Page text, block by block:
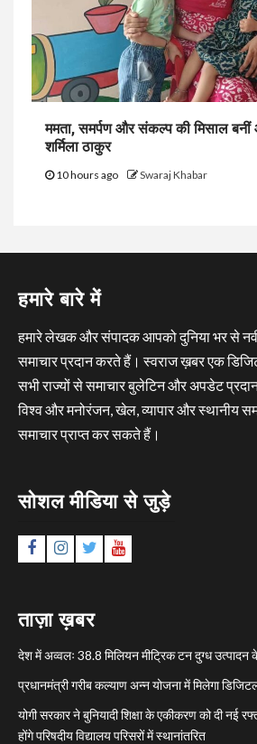
ममता, समर्पण और संकल्प की मिसाल बनीं
शर्मिला ठाकुर
10 hours ago Swaraj Khabar
हमारे बारे में
हमारे लेखक और संपादक आपको दुनिया भर से
समाचार प्रदान करते हैं। स्वराज ख़बर एक
सभी राज्यों से समाचार बुलेटिन और अपडेट
विश्व और मनोरंजन, खेल, व्यापार और स्थानीय
समाचार प्राप्त कर सकते हैं।
सोशल मीडिया से जुड़े
FacebookInstagram
TwitterYouTube
ताज़ा ख़बर
देश में अव्वलः 38.8 मिलियन मीट्रिक टन दुग्ध उत्पादन
प्रधानमंत्री गरीब कल्याण अन्न योजना में मिलेगा
योगी सरकार ने बुनियादी शिक्षा के एकीकरण को दी नई
होंगे परिषदीय विद्यालय परिसरों में स्थानांतरित